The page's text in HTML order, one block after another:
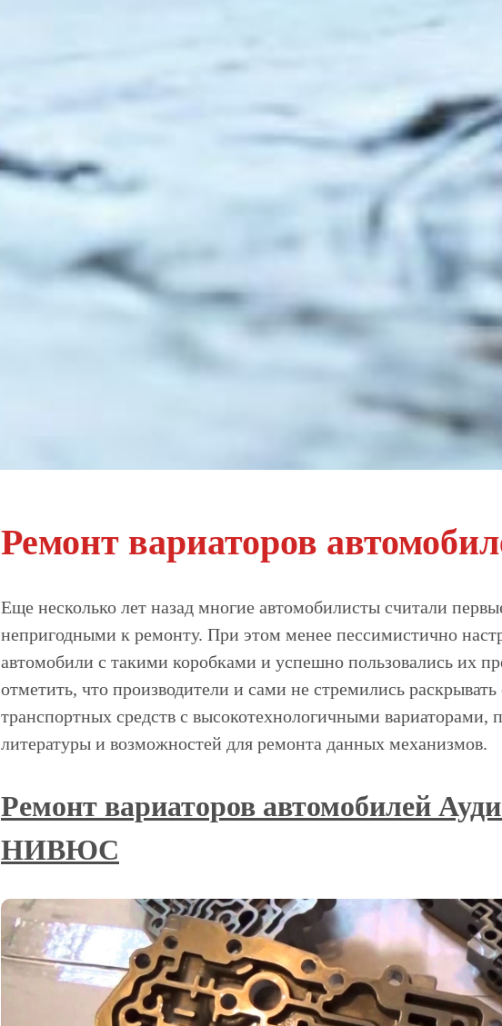
Ремонт вариаторов
Еще несколько лет назад многие автомобилисты считали
непригодными к ремонту. При этом менее пессимистично
автомобили с такими коробками и успешно пользовались их
отметить, что производители и сами не стремились
транспортных средств с высокотехнологичными вариаторами,
литературы и возможностей для ремонта данных механизмов.
Ремонт вариаторов автомобилей
НИВЮС